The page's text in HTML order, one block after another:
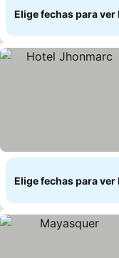
Elige fechas para
Elige fechas para